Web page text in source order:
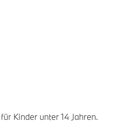
Kinder unter 14 Jahren.